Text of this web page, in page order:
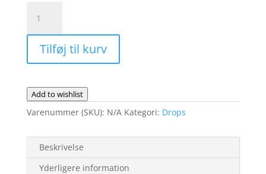
Snow
antal
Tilføj til kurv
Add to wishlist
Varenummer (SKU): N/A Kategori: Drops
Beskrivelse
Yderligere information